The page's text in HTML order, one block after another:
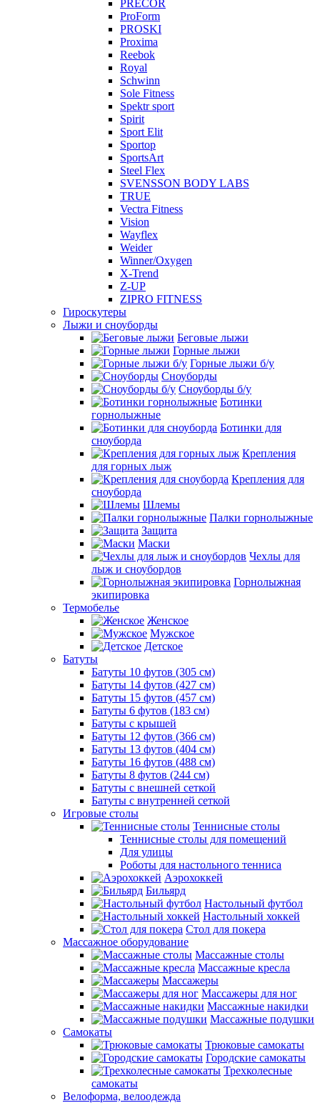
PRECOR
ProForm
PROSKI
Proxima
Reebok
Royal
Schwinn
Sole Fitness
Spektr sport
Spirit
Sport Elit
Sportop
SportsArt
Steel Flex
SVENSSON BODY LABS
TRUE
Vectra Fitness
Vision
Wayflex
Weider
Winner/Oxygen
X-Trend
Z-UP
ZIPRO FITNESS
Гироскутеры
Лыжи и сноуборды
Беговые лыжи
Горные лыжи
Горные лыжи б/у
Сноуборды
Сноуборды б/у
Ботинки
горнолыжные
Ботинки для
сноуборда
Крепления
для горных лыж
Крепления для
сноуборда
Шлемы
Палки горнолыжные
Защита
Маски
Чехлы для
лыж и сноубордов
Горнолыжная
экипировка
Термобелье
Женское
Мужское
Детское
Батуты
Батуты 10 футов (305 см)
Батуты 14 футов (427 см)
Батуты 15 футов (457 см)
Батуты 6 футов (183 см)
Батуты с крышей
Батуты 12 футов (366 см)
Батуты 13 футов (404 см)
Батуты 16 футов (488 см)
Батуты 8 футов (244 см)
Батуты с внешней сеткой
Батуты с внутренней сеткой
Игровые столы
Теннисные столы
Теннисные столы для помещений
Для улицы
Роботы для настольного тенниса
Аэрохоккей
Бильярд
Настольный футбол
Настольный хоккей
Стол для покера
Массажное оборудование
Массажные столы
Массажные кресла
Массажеры
Массажеры для ног
Массажные накидки
Массажные подушки
Самокаты
Трюковые самокаты
Городские самокаты
Трехколесные
самокаты
Велоформа, велоодежда